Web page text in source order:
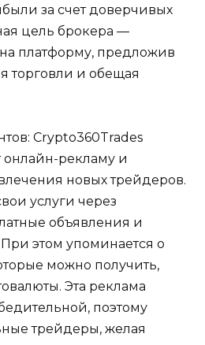
за счет доверчивых
цель брокера —
платформу, предложив
торговли и обещая
Crypto360Trades
онлайн-рекламу и
новых трейдеров.
услуги через
объявления и
этом упоминается о
можно получить,
Эта реклама
поэтому
трейдеры, желая